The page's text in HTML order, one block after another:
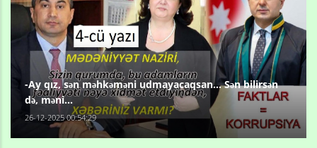
-Ay qız, sən məhkəməni udmayacaqsan... Sən bilirsən
də, məni...
26-12-2025 00:54:29